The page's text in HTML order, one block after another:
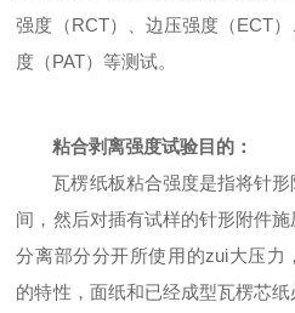
强度（RCT）、边压强度（ECT
度（PAT）等测试。
粘合剥离强度试验目的：
瓦楞纸板粘合强度是指将针
间，然后对插有试样的针形附件
分离部分分开所使用的zui大压力
的特性，面纸和已经成型瓦楞芯